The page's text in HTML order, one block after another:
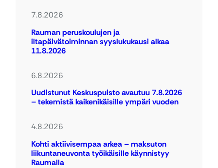
7.8.2026
Rauman peruskoulujen ja
iltapäivätoiminnan syyslukukausi alkaa
11.8.2026
6.8.2026
Uudistunut Keskuspuisto avautuu 7.8.2026
– tekemistä kaikenikäisille ympäri vuoden
4.8.2026
Kohti aktiivisempaa arkea – maksuton
liikuntaneuvonta työikäisille käynnistyy
Raumalla